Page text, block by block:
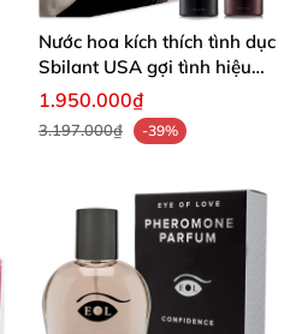
Nước hoa kích thích tình dục
Sbilant USA gợi tình hiệu
quả
1.950.000₫
3.197.000₫ -39%